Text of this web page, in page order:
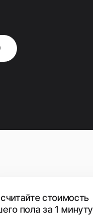
стоимость
пола за 1 минуту